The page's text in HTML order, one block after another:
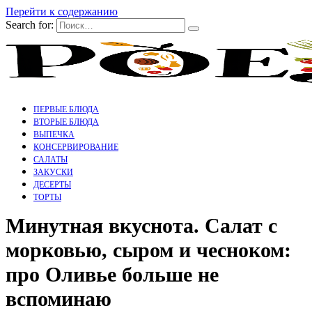
Перейти к содержанию
Search for:
ПЕРВЫЕ БЛЮДА
ВТОРЫЕ БЛЮДА
ВЫПЕЧКА
КОНСЕРВИРОВАНИЕ
САЛАТЫ
ЗАКУСКИ
ДЕСЕРТЫ
ТОРТЫ
Минутная вкуснота. Салат с
морковью, сыром и чесноком:
про Оливье больше не
вспоминаю